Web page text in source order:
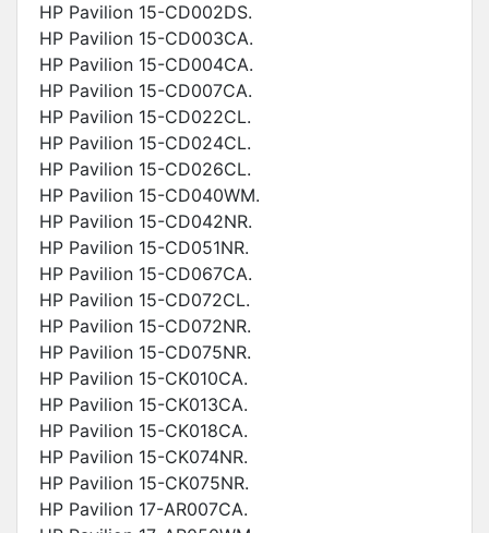
HP Pavilion 15-CD002DS.
HP Pavilion 15-CD003CA.
HP Pavilion 15-CD004CA.
HP Pavilion 15-CD007CA.
HP Pavilion 15-CD022CL.
HP Pavilion 15-CD024CL.
HP Pavilion 15-CD026CL.
HP Pavilion 15-CD040WM.
HP Pavilion 15-CD042NR.
HP Pavilion 15-CD051NR.
HP Pavilion 15-CD067CA.
HP Pavilion 15-CD072CL.
HP Pavilion 15-CD072NR.
HP Pavilion 15-CD075NR.
HP Pavilion 15-CK010CA.
HP Pavilion 15-CK013CA.
HP Pavilion 15-CK018CA.
HP Pavilion 15-CK074NR.
HP Pavilion 15-CK075NR.
HP Pavilion 17-AR007CA.